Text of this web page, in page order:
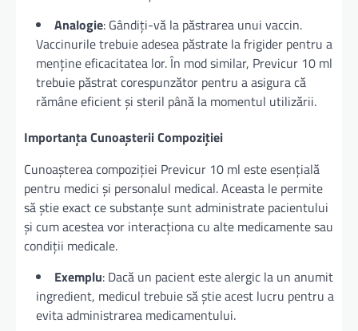
Analogie: Gândiți-vă la păstrarea unui vaccin.
Vaccinurile trebuie adesea păstrate la frigider pentru a
menține eficacitatea lor. În mod similar, Previcur 10 ml
trebuie păstrat corespunzător pentru a asigura că
rămâne eficient și steril până la momentul utilizării.
Importanța Cunoașterii Compoziției
Cunoașterea compoziției Previcur 10 ml este esențială
pentru medici și personalul medical. Aceasta le permite
să știe exact ce substanțe sunt administrate pacientului
și cum acestea vor interacționa cu alte medicamente sau
condiții medicale.
Exemplu: Dacă un pacient este alergic la un anumit
ingredient, medicul trebuie să știe acest lucru pentru a
evita administrarea medicamentului.